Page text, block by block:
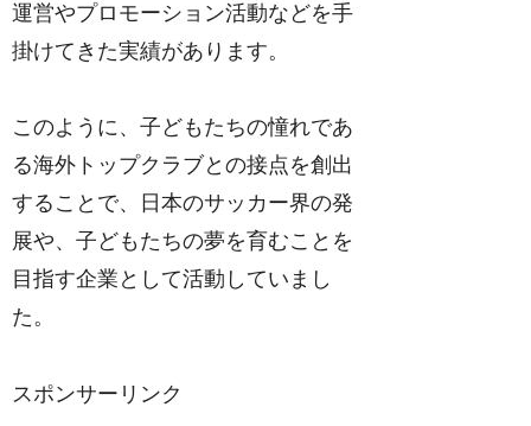
運営やプロモーション活動などを手
掛けてきた実績があります。
このように、子どもたちの憧れであ
る海外トップクラブとの接点を創出
することで、日本のサッカー界の発
展や、子どもたちの夢を育むことを
目指す企業として活動していまし
た。
スポンサーリンク